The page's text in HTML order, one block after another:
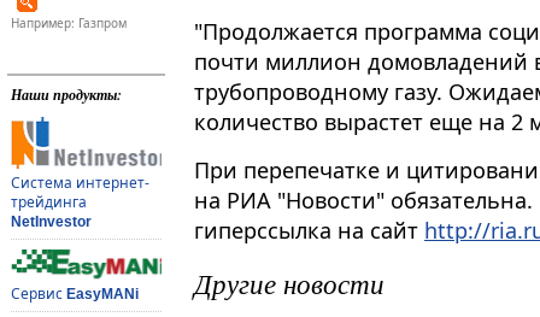
Например: Газпром
Наши продукты:
Система интернет-
трейдинга
NetInvestor
Сервис EasyMANi
"Продолжается программа
почти миллион домовладений
трубопроводному газу.
количество вырастет еще на 2
При перепечатке и
на РИА "Новости"
гиперссылка на сайт http://
Другие новости